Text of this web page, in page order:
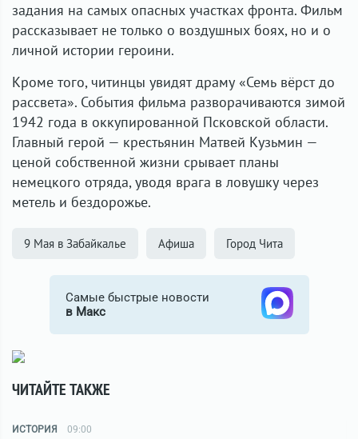
задания на самых опасных участках фронта. Фильм
рассказывает не только о воздушных боях, но и о
личной истории героини.
Кроме того, читинцы увидят драму «Семь вёрст до
рассвета». События фильма разворачиваются зимой
1942 года в оккупированной Псковской области.
Главный герой — крестьянин Матвей Кузьмин —
ценой собственной жизни срывает планы
немецкого отряда, уводя врага в ловушку через
метель и бездорожье.
9 Мая в Забайкалье Афиша Город Чита
Самые быстрые новости
в Макс
ЧИТАЙТЕ ТАКЖЕ
ИСТОРИЯ 09:00